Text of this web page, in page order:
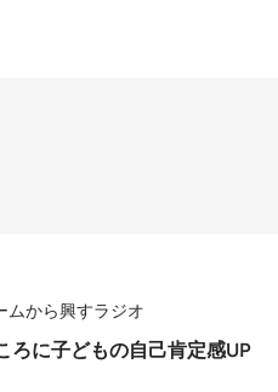
ムから興すラジオ
ろに子どもの自己肯定感UP